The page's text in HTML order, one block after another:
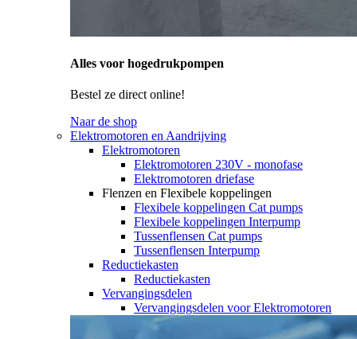
Alles voor hogedrukpompen
Bestel ze direct online!
Naar de shop
Elektromotoren en Aandrijving
Elektromotoren
Elektromotoren 230V - monofase
Elektromotoren driefase
Flenzen en Flexibele koppelingen
Flexibele koppelingen Cat pumps
Flexibele koppelingen Interpump
Tussenflensen Cat pumps
Tussenflensen Interpump
Reductiekasten
Reductiekasten
Vervangingsdelen
Vervangingsdelen voor Elektromotoren